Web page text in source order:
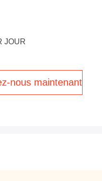
JOUR
nous maintenant